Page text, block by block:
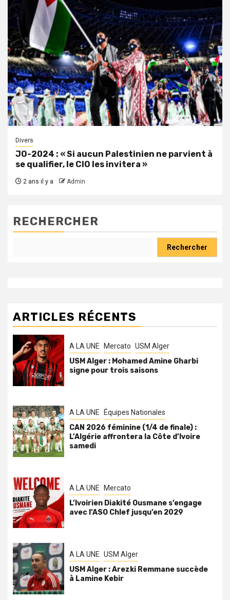
Divers
JO-2024 : « Si aucun Palestinien ne parvient à
se qualifier, le CIO les invitera »
2 ans il y a Admin
RECHERCHER
Rechercher
ARTICLES RÉCENTS
A LA UNE Mercato USM Alger
USM Alger : Mohamed Amine Gharbi
signe pour trois saisons
A LA UNE Équipes Nationales
CAN 2026 féminine (1/4 de finale) :
L’Algérie affrontera la Côte d’Ivoire
samedi
A LA UNE Mercato
L’Ivoirien Diakité Ousmane s’engage
avec l’ASO Chlef jusqu’en 2029
A LA UNE USM Alger
USM Alger : Arezki Remmane succède
à Lamine Kebir